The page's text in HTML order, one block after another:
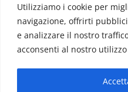
Utilizziamo i cookie per
navigazione, offrirti
e analizzare il nostro
acconsenti al nostro
Redazione:
Direttore:
Info & Commerciale: